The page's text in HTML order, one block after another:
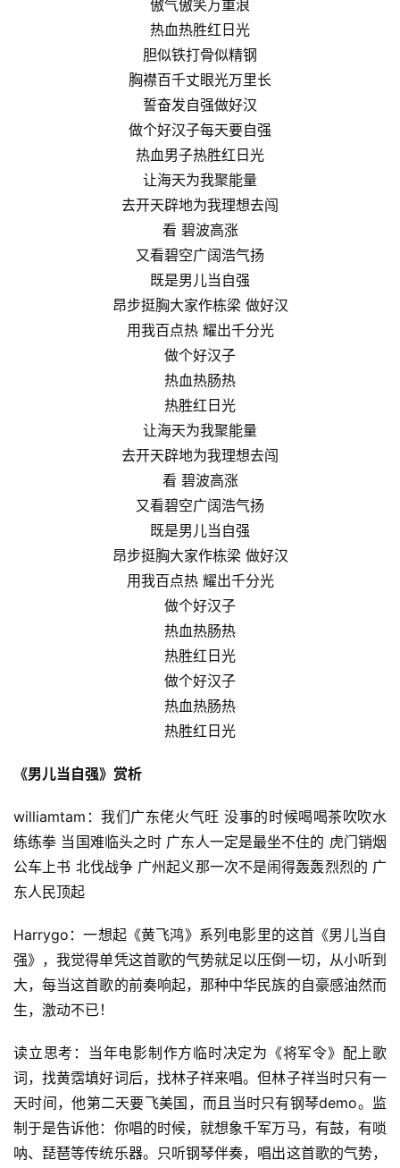
傲气傲笑万重浪
热血热胜红日光
胆似铁打骨似精钢
胸襟百千丈眼光万里长
誓奋发自强做好汉
做个好汉子每天要自强
热血男子热胜红日光
让海天为我聚能量
去开天辟地为我理想去闯
看 碧波高涨
又看碧空广阔浩气扬
既是男儿当自强
昂步挺胸大家作栋梁 做好汉
用我百点热 耀出千分光
做个好汉子
热血热肠热
热胜红日光
让海天为我聚能量
去开天辟地为我理想去闯
看 碧波高涨
又看碧空广阔浩气扬
既是男儿当自强
昂步挺胸大家作栋梁 做好汉
用我百点热 耀出千分光
做个好汉子
热血热肠热
热胜红日光
做个好汉子
热血热肠热
热胜红日光
《男儿当自强》赏析
williamtam：我们广东佬火气旺 没事的时候喝喝茶吹吹水
练练拳 当国难临头之时 广东人一定是最坐不住的 虎门销烟
公车上书 北伐战争 广州起义那一次不是闹得轰轰烈烈的 广
东人民顶起
Harrygo：一想起《黄飞鸿》系列电影里的这首《男儿当自
强》，我觉得单凭这首歌的气势就足以压倒一切，从小听到
大，每当这首歌的前奏响起，那种中华民族的自豪感油然而
生，激动不已！
读立思考：当年电影制作方临时决定为《将军令》配上歌
词，找黄霑填好词后，找林子祥来唱。但林子祥当时只有一
天时间，他第二天要飞美国，而且当时只有钢琴demo。监
制于是告诉他：你唱的时候，就想象千军万马，有鼓，有唢
呐、琵琶等传统乐器。只听钢琴伴奏，唱出这首歌的气势，